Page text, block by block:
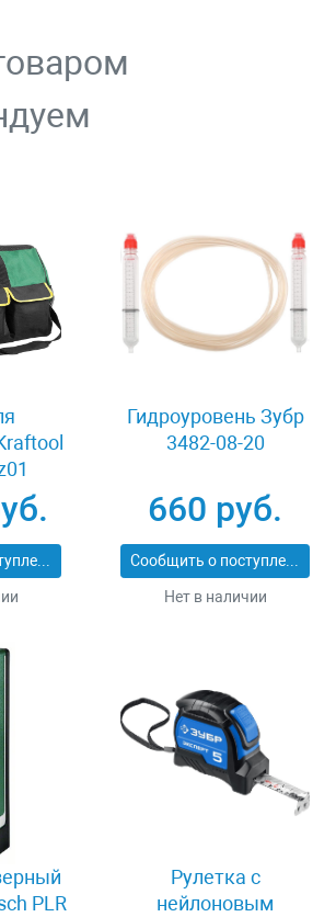
Сообщить о поступлении
Гидроуровень Зубр
3482-08-20
660 руб.
Сообщить о поступлении
Нет в наличии
PLR
Рулетка с
нейлоновым